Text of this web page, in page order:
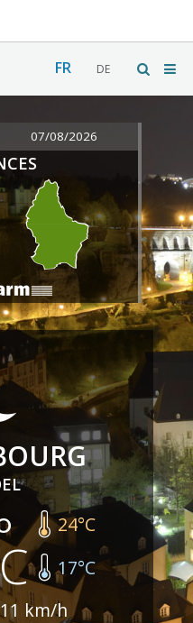
FR DE
07/08/2026
24°C
17°C
11 km/h